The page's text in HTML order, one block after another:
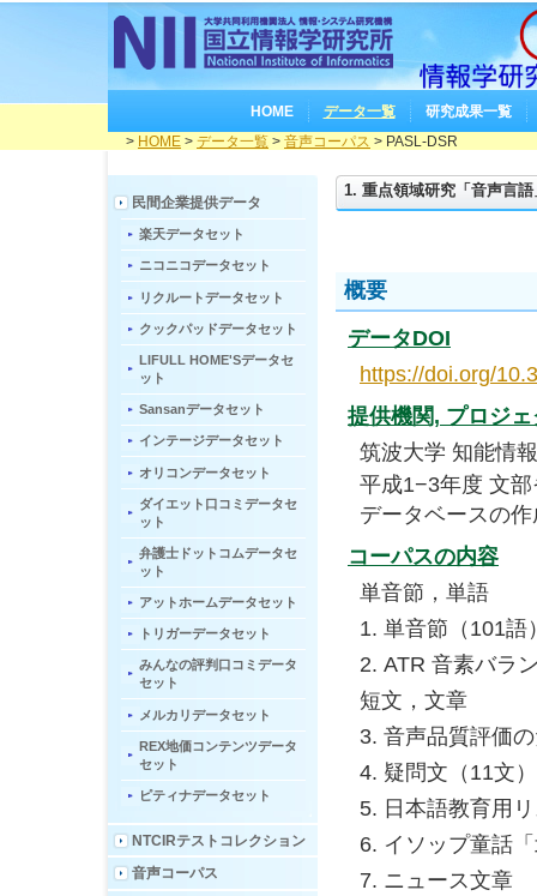
HOME データ一覧
研究成果一覧
> HOME > データ一覧 > 音声コーパス > PASL-DSR
1. 重点領域研究「音声言
概要
データDOI
https://doi.org/
提供機関, プロジェ
筑波大学 知能情
平成1−3年度 文
データベースの
コーパスの内容
単音節，単語
単音節（101語
ATR 音素バラ
短文，文章
音声品質評価
疑問文（11文）
日本語教育用
イソップ童話
ニュース文章
民間企業提供データ
楽天データセット
ニコニコデータセット
リクルートデータセット
クックパッドデータセット
LIFULL HOME'Sデータセ
ット
Sansanデータセット
インテージデータセット
オリコンデータセット
ダイエット口コミデータセ
ット
弁護士ドットコムデータセ
ット
アットホームデータセット
トリガーデータセット
みんなの評判口コミデータ
セット
メルカリデータセット
REX地価コンテンツデータ
セット
ピティナデータセット
NTCIRテストコレクション
音声コーパス